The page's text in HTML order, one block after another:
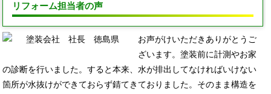
リフォーム担当者の声
お声がけいただきありがとうご
ざいます。塗装前に計測やお家
の診断を行いました。すると本来、水が排出してなければいけない
箇所が水抜けができておらず錆てきておりました。そのまま構造を